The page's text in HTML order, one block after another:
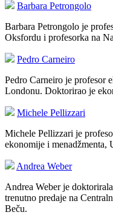
Barbara Petrongolo
Barbara Petrongolo je
Oksfordu i profesorka na
Pedro Carneiro
Pedro Carneiro je profesor
Londonu. Doktorirao je
Michele Pellizzari
Michele Pellizzari je
ekonomije i menadžmenta,
Andrea Weber
Andrea Weber je
trenutno predaje na
Beču.